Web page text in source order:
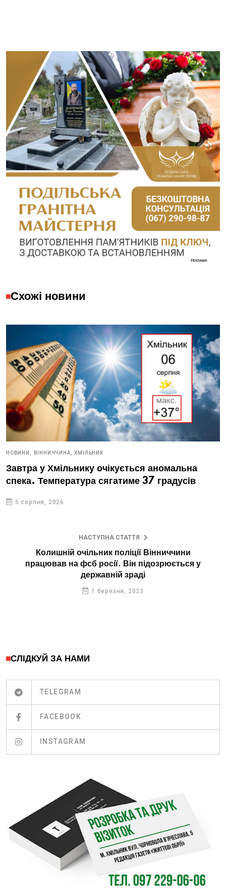
Схожі новини
НОВИНИ, ВІННИЧЧИНА, ХМІЛЬНИК
Завтра у Хмільнику очікується аномальна
спека. Температура сягатиме 37 градусів
5 серпня, 2026
НАСТУПНА СТАТТЯ
Колишній очільник поліції Вінниччини
працював на фсб росії. Він підозрюється у
державній зраді
1 березня, 2023
СЛІДКУЙ ЗА НАМИ
TELEGRAM
FACEBOOK
INSTAGRAM